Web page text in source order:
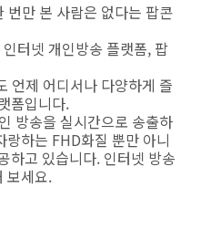
번만 본 사람은 없다는 팝콘
터넷 개인방송 플랫폼, 팝
언제 어디서나 다양하게 즐
폼입니다.
방송을 실시간으로 송출하
하는 FHD화질 뿐만 아니
하고 있습니다. 인터넷 방송
보세요.